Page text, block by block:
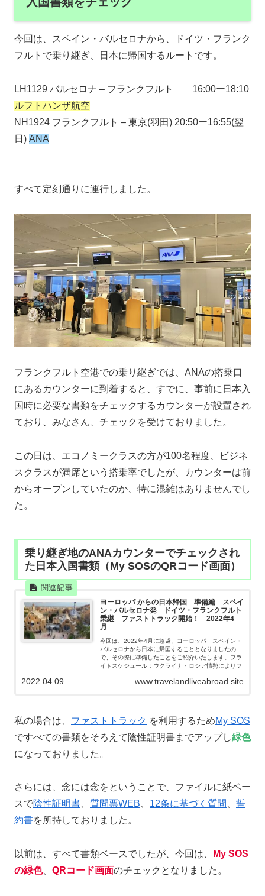
今回は、スペイン・バルセロナから、ドイツ・フランク
フルトで乗り継ぎ、日本に帰国するルートです。
LH1129 バルセロナ – フランクフルト 16:00ー18:10
ルフトハンザ航空
NH1924 フランクフルト – 東京(羽田) 20:50ー16:55(翌
日) ANA
すべて定刻通りに運行しました。
フランクフルト空港での乗り継ぎでは、ANAの搭乗口
にあるカウンターに到着すると、すでに、事前に日本入
国時に必要な書類をチェックするカウンターが設置され
ており、みなさん、チェックを受けておりました。
この日は、エコノミークラスの方が100名程度、ビジネ
スクラスが満席という搭乗率でしたが、カウンターは前
からオープンしていたのか、特に混雑はありませんでし
た。
乗り継ぎ地のANAカウンターでチェックされ
た日本入国書類（My SOSのQRコード画面）
ヨーロッパ からの日本帰国 準備編 スペイ
ン・バルセロナ発 ドイツ・フランクフルト
乗継 ファストトラック開始！ 2022年4
月
今回は、2022年4月に急遽、ヨーロッパ スペイン・
バルセロナから日本に帰国することとなりましたの
で、その際に準備したことをご紹介いたします。フラ
イトスケジュール：ウクライナ・ロシア情勢によりフ
www.travelandliveabroad.site
2022.04.09
私の場合は、 ファストトラック を利用するためMy SOS
ですべての書類をそろえて陰性証明書までアップし緑色
になっておりました。
さらには、念には念をということで、ファイルに紙ベー
スで陰性証明書 質問票WEB 12条に基づく質問
誓
約書を所持しておりました。
以前は、すべて書類ベースでしたが、今回は、
My SOS
の緑色、 QRコード画面のチェックとなりました。